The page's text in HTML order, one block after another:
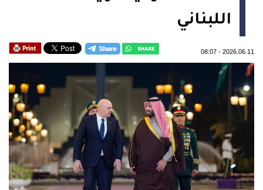
اللبناني
2026.06.11
-
08:07